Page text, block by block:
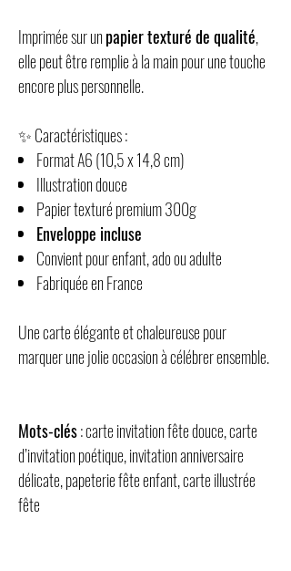
Imprimée sur unpapier texturé de qualité,
elle peut être remplie à la main pour une touche
encore plus personnelle.
✨ Caractéristiques :
Format A6 (10,5 x 14,8 cm)
Illustration douce
Papier texturé premium 300g
Enveloppe incluse
Convient pour enfant, ado ou adulte
Fabriquée en France
Une carte élégante et chaleureuse pour
marquer une jolie occasion à célébrer ensemble.
Mots-clés: carte invitation fête douce, carte
d’invitation poétique, invitation anniversaire
délicate, papeterie fête enfant, carte illustrée
fête